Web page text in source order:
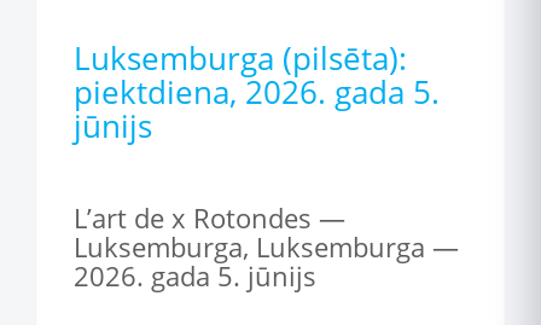
Luksemburga (pilsēta):
piektdiena, 2026. gada 5.
jūnijs
L’art de x Rotondes —
Luksemburga, Luksemburga —
2026. gada 5. jūnijs